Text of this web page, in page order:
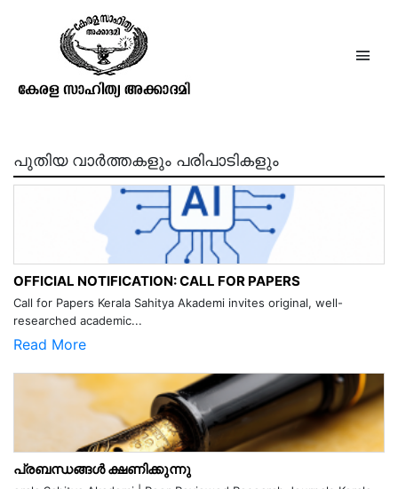
SELECT GLOSSARY
പുതിയ വാർത്തകളും പരിപാടികളും
OFFICIAL NOTIFICATION: CALL FOR PAPERS
Call for Papers Kerala Sahitya Akademi invites original, well-
researched academic...
Read More
പ്രബന്ധങ്ങൾ ക്ഷണിക്കുന്നു